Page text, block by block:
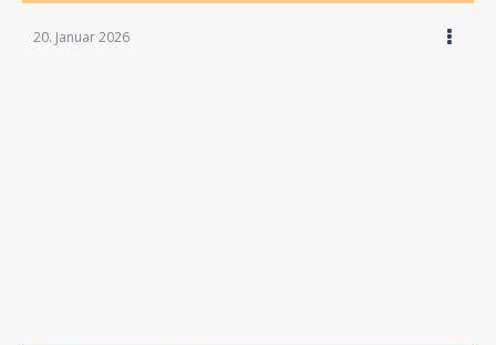
20. Januar 2026